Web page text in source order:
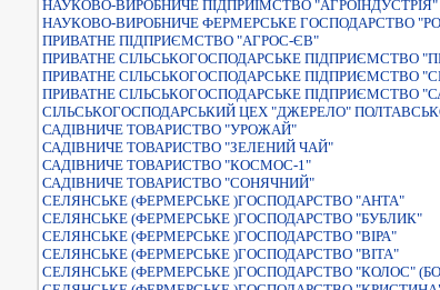
НАУКОВО-ВИРОБНИЧЕ ПIДПРИЇМСТВО "АГРОIНДУСТРIЯ"
НАУКОВО-ВИРОБНИЧЕ ФЕРМЕРСЬКЕ ГОСПОДАРСТВО
ПРИВАТНЕ ПIДПРИЄМСТВО "АГРОС-ЄВ"
ПРИВАТНЕ СIЛЬСЬКОГОСПОДАРСЬКЕ ПIДПРИЄМСТВО
ПРИВАТНЕ СIЛЬСЬКОГОСПОДАРСЬКЕ ПIДПРИЄМСТВО
ПРИВАТНЕ СІЛЬСЬКОГОСПОДАРСЬКЕ ПІДПРИЄМСТВО
СІЛЬСЬКОГОСПОДАРСЬКИЙ ЦЕХ "ДЖЕРЕЛО"
САДIВНИЧЕ ТОВАРИСТВО "УРОЖАЙ"
САДІВНИЧЕ ТОВАРИСТВО "ЗЕЛЕНИЙ ЧАЙ"
САДІВНИЧЕ ТОВАРИСТВО "КОСМОС-1"
САДІВНИЧЕ ТОВАРИСТВО "СОНЯЧНИЙ"
СЕЛЯНСЬКЕ (ФЕРМЕРСЬКЕ )ГОСПОДАРСТВО "АНТА"
СЕЛЯНСЬКЕ (ФЕРМЕРСЬКЕ )ГОСПОДАРСТВО "БУБЛИК"
СЕЛЯНСЬКЕ (ФЕРМЕРСЬКЕ )ГОСПОДАРСТВО "ВІРА"
СЕЛЯНСЬКЕ (ФЕРМЕРСЬКЕ )ГОСПОДАРСТВО "ВІТА"
СЕЛЯНСЬКЕ (ФЕРМЕРСЬКЕ )ГОСПОДАРСТВО "КОЛОС"